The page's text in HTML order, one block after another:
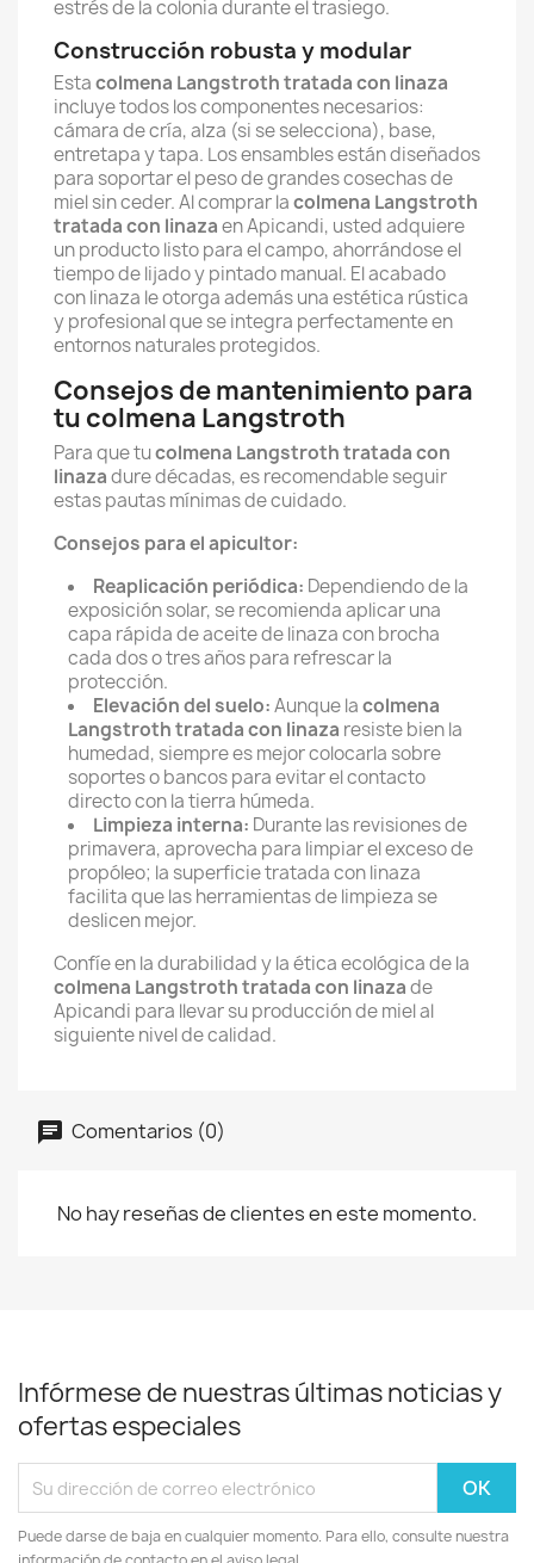
estrés de la colonia durante el trasiego.
Construcción robusta y modular
Estacolmena Langstroth tratada con linaza
incluye todos los componentes necesarios:
cámara de cría, alza (si se selecciona), base,
entretapa y tapa. Los ensambles están diseñados
para soportar el peso de grandes cosechas de
miel sin ceder. Al comprar lacolmena Langstroth
tratada con linazaen Apicandi, usted adquiere
un producto listo para el campo, ahorrándose el
tiempo de lijado y pintado manual. El acabado
con linaza le otorga además una estética rústica
y profesional que se integra perfectamente en
entornos naturales protegidos.
Consejos de mantenimiento para
tu colmena Langstroth
Para que tucolmena Langstroth tratada con
linazadure décadas, es recomendable seguir
estas pautas mínimas de cuidado.
Consejos para el apicultor:
Reaplicación periódica: Dependiendo de la
exposición solar, se recomienda aplicar una
capa rápida de aceite de linaza con brocha
cada dos o tres años para refrescar la
protección.
Elevación del suelo:Aunque lacolmena
Langstroth tratada con linaza resiste bien la
humedad, siempre es mejor colocarla sobre
soportes o bancos para evitar el contacto
directo con la tierra húmeda.
Limpieza interna: Durante las revisiones de
primavera, aprovecha para limpiar el exceso de
propóleo; la superficie tratada con linaza
facilita que las herramientas de limpieza se
deslicen mejor.
Confíe en la durabilidad y la ética ecológica de la
colmena Langstroth tratada con linazade
Apicandi para llevar su producción de miel al
siguiente nivel de calidad.
Comentarios (0)
No hay reseñas de clientes en este momento.
Infórmese de nuestras últimas noticias y
ofertas especiales
Puede darse de baja en cualquier momento. Para ello, consulte nuestra